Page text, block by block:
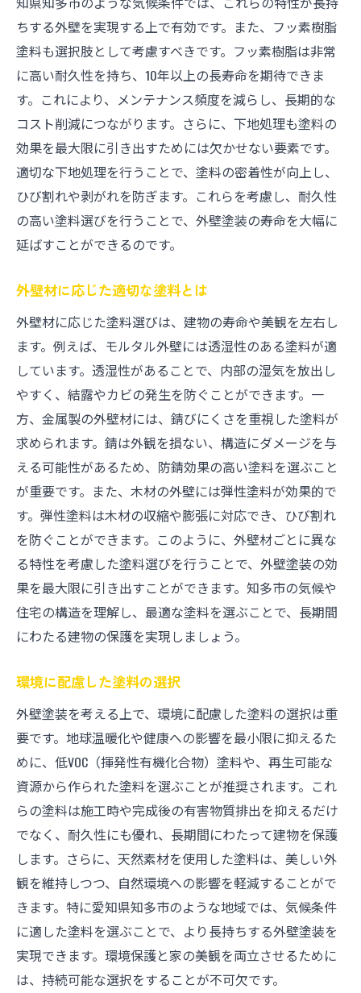
ちする外壁を実現する上で有効です。また、フッ素樹脂
塗料も選択肢として考慮すべきです。フッ素樹脂は非常
に高い耐久性を持ち、10年以上の長寿命を期待できま
す。これにより、メンテナンス頻度を減らし、長期的な
コスト削減につながります。さらに、下地処理も塗料の
効果を最大限に引き出すためには欠かせない要素です。
適切な下地処理を行うことで、塗料の密着性が向上し、
ひび割れや剥がれを防ぎます。これらを考慮し、耐久性
の高い塗料選びを行うことで、外壁塗装の寿命を大幅に
延ばすことができるのです。
外壁材に応じた適切な塗料とは
外壁材に応じた塗料選びは、建物の寿命や美観を左右し
ます。例えば、モルタル外壁には透湿性のある塗料が適
しています。透湿性があることで、内部の湿気を放出し
やすく、結露やカビの発生を防ぐことができます。一
方、金属製の外壁材には、錆びにくさを重視した塗料が
求められます。錆は外観を損ない、構造にダメージを与
える可能性があるため、防錆効果の高い塗料を選ぶこと
が重要です。また、木材の外壁には弾性塗料が効果的で
す。弾性塗料は木材の収縮や膨張に対応でき、ひび割れ
を防ぐことができます。このように、外壁材ごとに異な
る特性を考慮した塗料選びを行うことで、外壁塗装の効
果を最大限に引き出すことができます。知多市の気候や
住宅の構造を理解し、最適な塗料を選ぶことで、長期間
にわたる建物の保護を実現しましょう。
環境に配慮した塗料の選択
外壁塗装を考える上で、環境に配慮した塗料の選択は重
要です。地球温暖化や健康への影響を最小限に抑えるた
めに、低VOC（揮発性有機化合物）塗料や、再生可能な
資源から作られた塗料を選ぶことが推奨されます。これ
らの塗料は施工時や完成後の有害物質排出を抑えるだけ
でなく、耐久性にも優れ、長期間にわたって建物を保護
します。さらに、天然素材を使用した塗料は、美しい外
観を維持しつつ、自然環境への影響を軽減することがで
きます。特に愛知県知多市のような地域では、気候条件
に適した塗料を選ぶことで、より長持ちする外壁塗装を
実現できます。環境保護と家の美観を両立させるために
は、持続可能な選択をすることが不可欠です。